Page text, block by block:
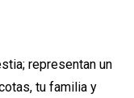
representan un
tu familia y